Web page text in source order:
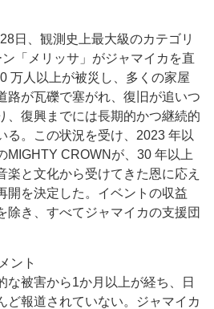
日、観測史上最大級のカテゴリ
「メリッサ」がジャマイカを直
万人以上が被災し、多くの家屋
路が瓦礫で塞がれ、復旧が追いつ
、復興までには長期的かつ継続的
る。この状況を受け、2023 年以
MIGHTY CROWNが、30 年以上
楽と文化から受けてきた恩に応え
開を決定した。イベントの収益
除き、すべてジャマイカの支援団
ント
な被害から1か月以上が経ち、日
ど報道されていない。ジャマイカ